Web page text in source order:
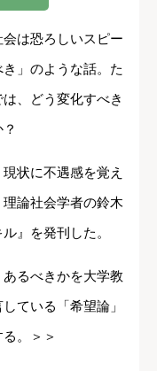
は恐ろしいスピー
」のような話。た
、どう変化すべき
状に不遇感を覚え
論社会学者の鈴木
』を発刊した。
るべきかを大学教
ている「希望論」
。＞＞